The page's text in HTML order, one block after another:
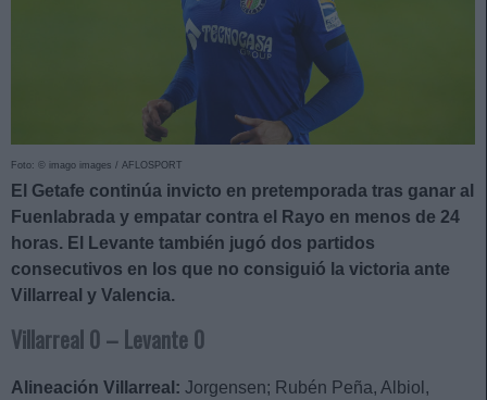
Foto: © imago images / AFLOSPORT
El Getafe continúa invicto en pretemporada tras ganar al
Fuenlabrada y empatar contra el Rayo en menos de 24
horas. El Levante también jugó dos partidos
consecutivos en los que no consiguió la victoria ante
Villarreal y Valencia.
Villarreal 0 – Levante 0
Alineación Villarreal: Jorgensen; Rubén Peña, Albiol,